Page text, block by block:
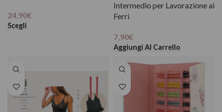
24,90€
Scegli
Intermedio per Lavorazione ai
Ferri
7,90€
Aggiungi Al Carrello